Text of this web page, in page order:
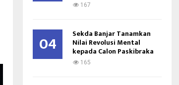
167
04 Sekda Banjar Tanamkan
Nilai Revolusi Mental
kepada Calon Paskibraka
165